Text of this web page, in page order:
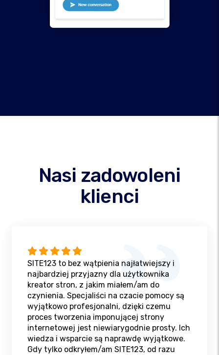
Nasi zadowoleni
klienci
SITE123 to bez wątpienia najłatwiejszy i
najbardziej przyjazny dla użytkownika
kreator stron, z jakim miałem/am do
czynienia. Specjaliści na czacie pomocy są
wyjątkowo profesjonalni, dzięki czemu
proces tworzenia imponującej strony
internetowej jest niewiarygodnie prosty. Ich
wiedza i wsparcie są naprawdę wyjątkowe.
Gdy tylko odkryłem/am SITE123, od razu